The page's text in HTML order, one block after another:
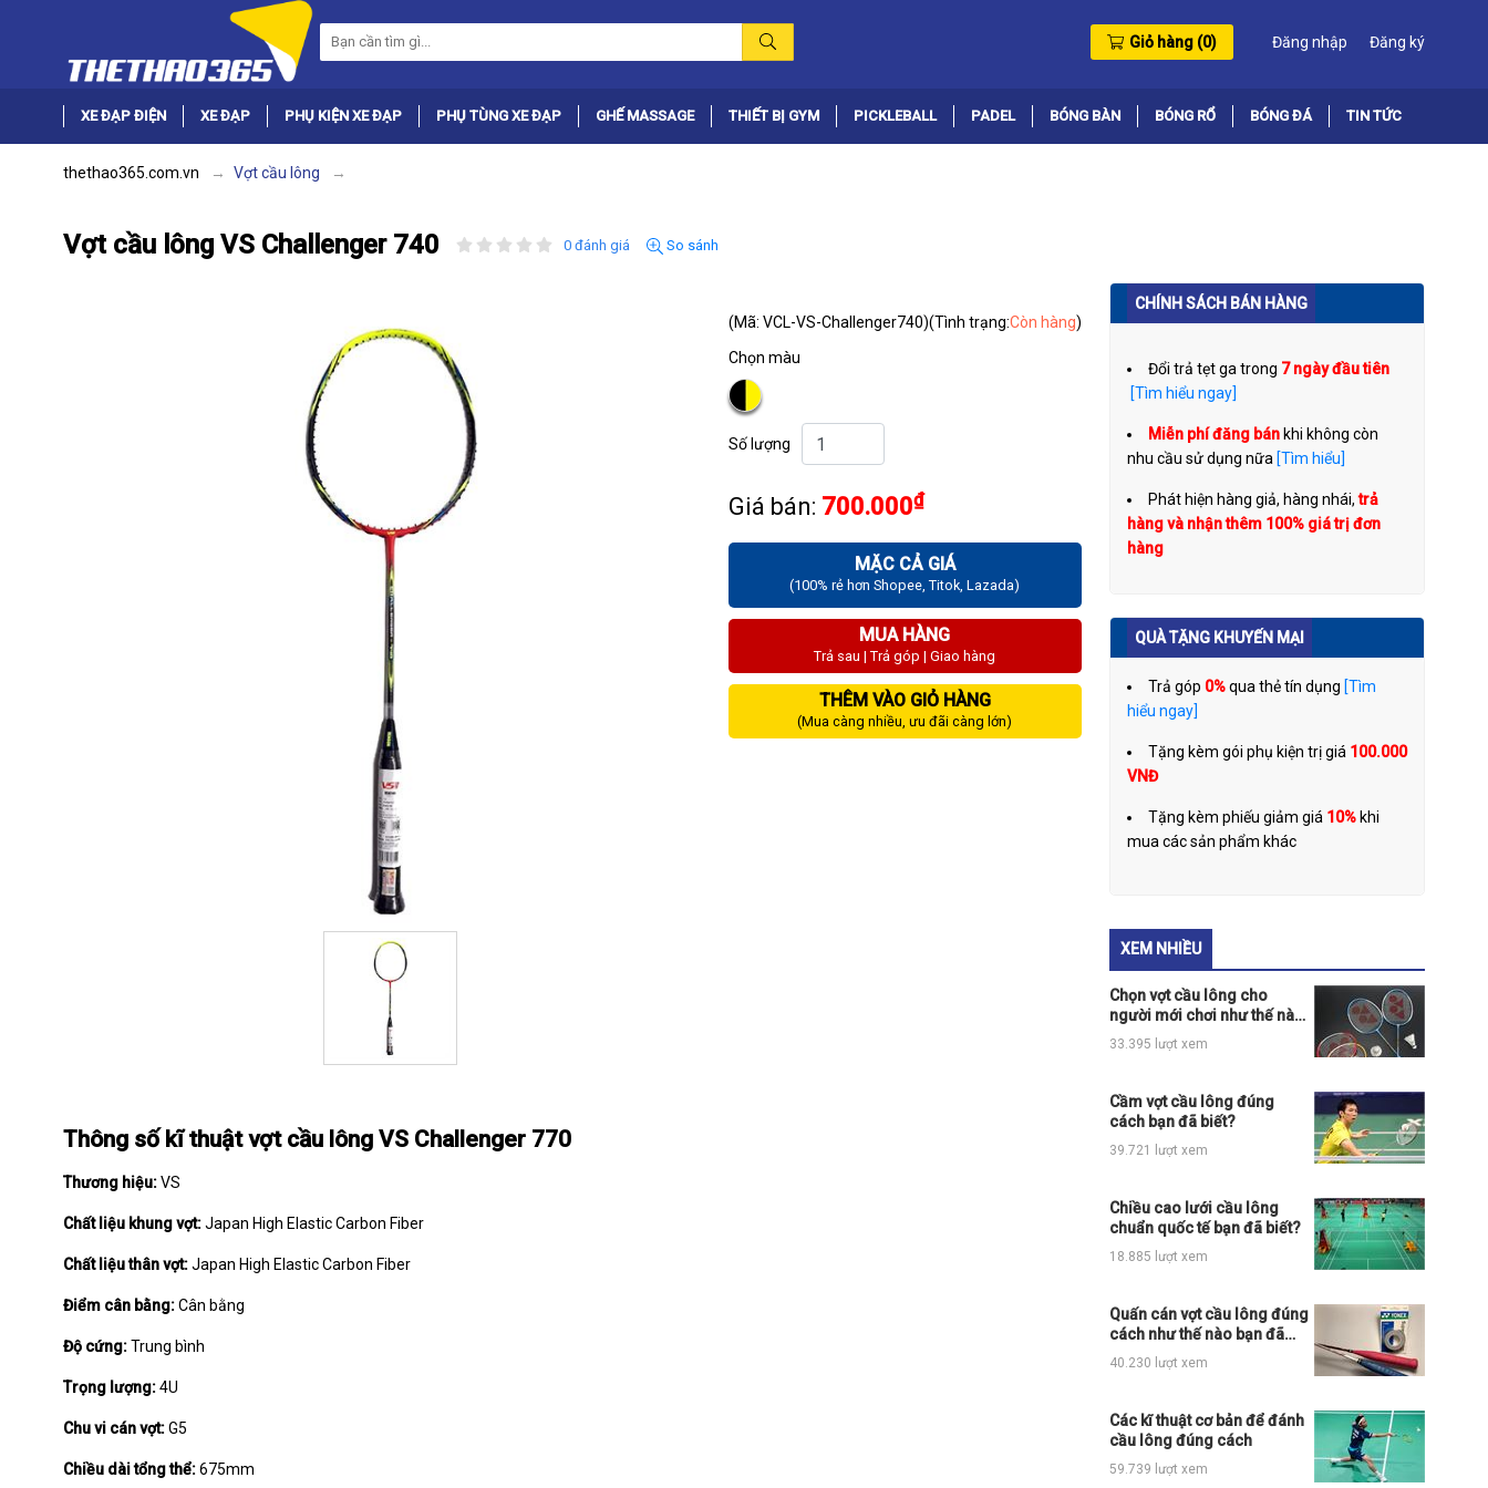
Giỏ hàng (0) Đăng nhập Đăng ký
XE ĐẠP ĐIỆN XE ĐẠP PHỤ KIỆN XE ĐẠP PHỤ TÙNG XE ĐẠP GHẾ MASSAGE THIẾT BỊ GYM PICKLEBALL PADEL BÓNG BÀN BÓNG RỔ BÓNG ĐÁ TIN TỨC
thethao365.com.vn Vợt cầu lông
Vợt cầu lông VS Challenger 740 0 đánh giá So sánh
(Mã: VCL-VS-Challenger740)(Tình trạng:Còn hàng)
Chọn màu
Số lượng
Giá bán: 700.000₫
MẶC CẢ GIÁ
(100% rẻ hơn Shopee, Titok, Lazada)
MUA HÀNG
Trả sau | Trả góp | Giao hàng
THÊM VÀO GIỎ HÀNG
(Mua càng nhiều, ưu đãi càng lớn)
Thông số kĩ thuật vợt cầu lông VS Challenger 770
Thương hiệu:VS
Chất liệu khung vợt:Japan High Elastic Carbon Fiber
Chất liệu thân vợt:Japan High Elastic Carbon Fiber
Điểm cân bằng:Cân bằng
Độ cứng:Trung bình
Trọng lượng:4U
Chu vi cán vợt:G5
Chiều dài tổng thể:675mm
CHÍNH SÁCH BÁN HÀNG
Đổi trả tẹt ga trong 7 ngày đầu tiên
[Tìm hiểu ngay]
Miễn phí đăng bán khi không còn
nhu cầu sử dụng nữa [Tìm hiểu]
Phát hiện hàng giả, hàng nhái,trả
hàng và nhận thêm 100% giá trị đơn
hàng
QUÀ TẶNG KHUYẾN MẠI
Trả góp 0%qua thẻ tín dụng [Tìm
hiểu ngay]
Tặng kèm gói phụ kiện trị giá 100.000
VNĐ
Tặng kèm phiếu giảm giá 10% khi
mua các sản phẩm khác
XEM NHIỀU
Chọn vợt cầu lông cho
người mới chơi như thế nào
cho đúng?
33.395 lượt xem
Cầm vợt cầu lông đúng
cách bạn đã biết?
39.721 lượt xem
Chiều cao lưới cầu lông
chuẩn quốc tế bạn đã biết?
18.885 lượt xem
Quấn cán vợt cầu lông đúng
cách như thế nào bạn đã
biết?
40.230 lượt xem
Các kĩ thuật cơ bản để đánh
cầu lông đúng cách
59.739 lượt xem